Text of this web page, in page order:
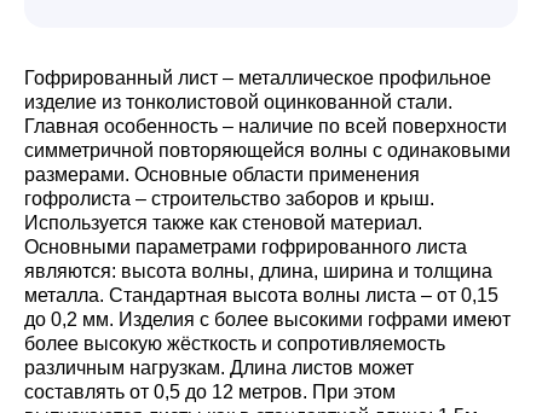
Гофрированный лист – металлическое профильное
изделие из тонколистовой оцинкованной стали.
Главная особенность – наличие по всей поверхности
симметричной повторяющейся волны с одинаковыми
размерами. Основные области применения
гофролиста – строительство заборов и крыш.
Используется также как стеновой материал.
Основными параметрами гофрированного листа
являются: высота волны, длина, ширина и толщина
металла. Стандартная высота волны листа – от 0,15
до 0,2 мм. Изделия с более высокими гофрами имеют
более высокую жёсткость и сопротивляемость
различным нагрузкам. Длина листов может
составлять от 0,5 до 12 метров. При этом